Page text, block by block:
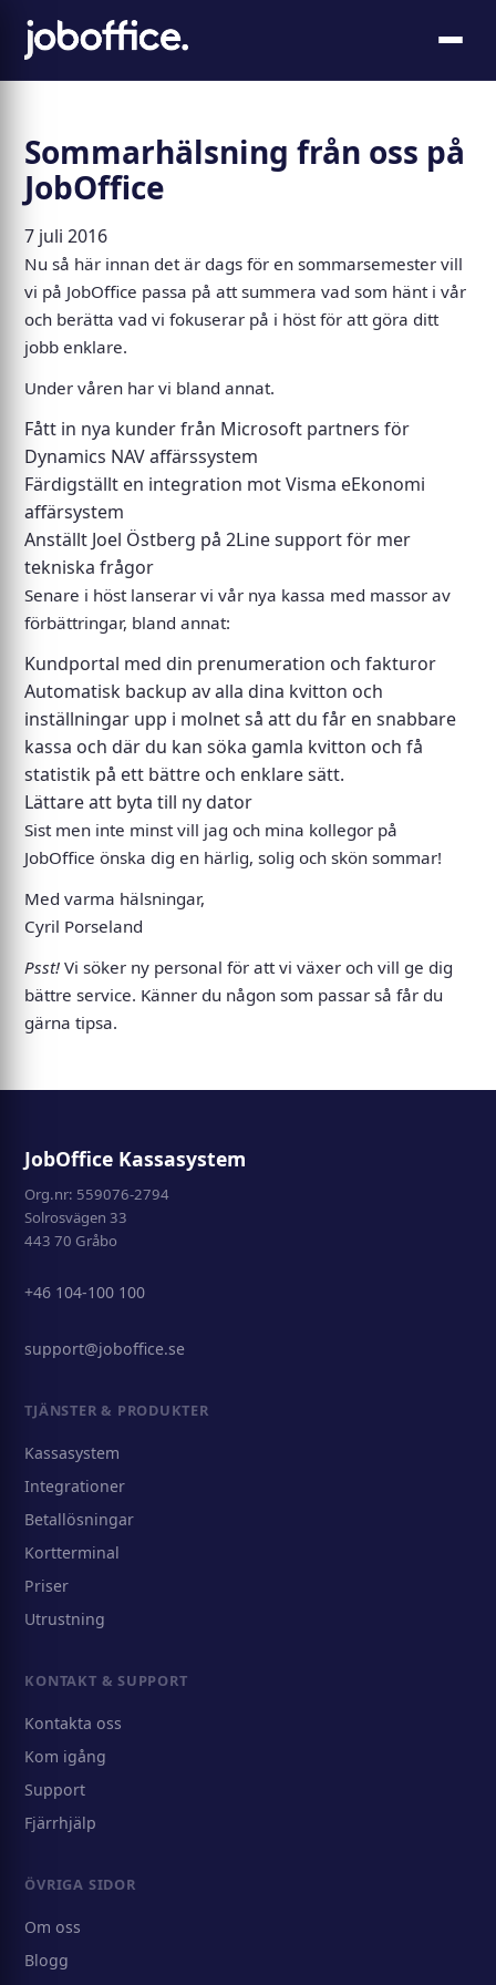
Sommarhälsning från oss på
JobOffice
7 juli 2016
Nu så här innan det är dags för en sommarsemester vill
vi på JobOffice passa på att summera vad som hänt i vår
och berätta vad vi fokuserar på i höst för att göra ditt
jobb enklare.
Under våren har vi bland annat.
Fått in nya kunder från Microsoft partners för
Dynamics NAV affärssystem
Färdigställt en integration mot Visma eEkonomi
affärsystem
Anställt Joel Östberg på 2Line support för mer
tekniska frågor
Senare i höst lanserar vi vår nya kassa med massor av
förbättringar, bland annat:
Kundportal med din prenumeration och fakturor
Automatisk backup av alla dina kvitton och
inställningar upp i molnet så att du får en snabbare
kassa och där du kan söka gamla kvitton och få
statistik på ett bättre och enklare sätt.
Lättare att byta till ny dator
Sist men inte minst vill jag och mina kollegor på
JobOffice önska dig en härlig, solig och skön sommar!
Med varma hälsningar,
Cyril Porseland
Psst!Vi söker ny personal för att vi växer och vill ge dig
bättre service. Känner du någon som passar så får du
gärna tipsa.
JobOffice Kassasystem
Org.nr: 559076-2794
Solrosvägen 33
443 70 Gråbo
+46 104-100 100
support@joboffice.se
TJÄNSTER & PRODUKTER
Kassasystem
Integrationer
Betallösningar
Kortterminal
Priser
Utrustning
KONTAKT & SUPPORT
Kontakta oss
Kom igång
Support
Fjärrhjälp
ÖVRIGA SIDOR
Om oss
Blogg